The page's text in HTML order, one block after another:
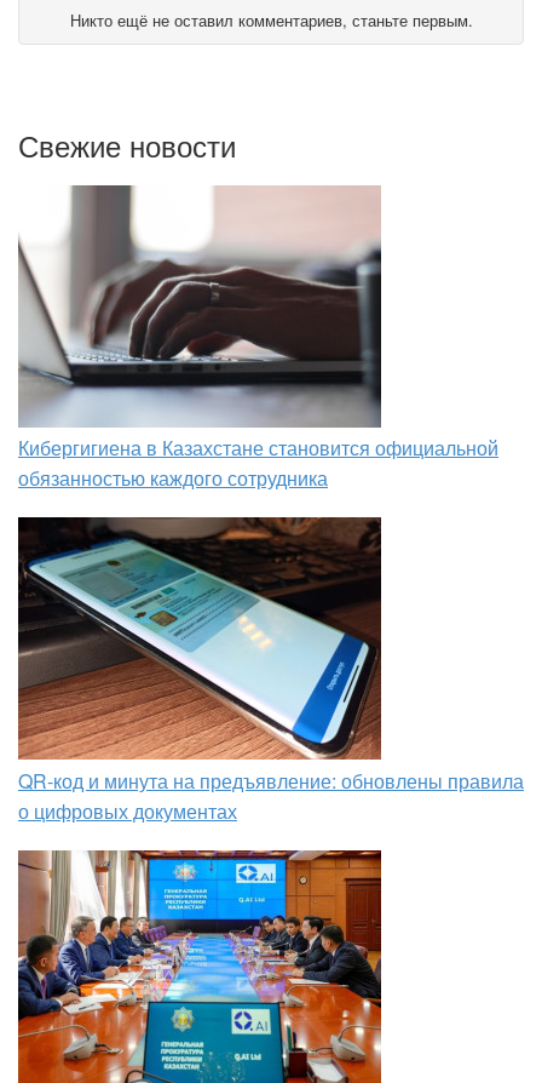
Никто ещё не оставил комментариев, станьте первым.
Свежие новости
Кибергигиена в Казахстане становится официальной
обязанностью каждого сотрудника
QR-код и минута на предъявление: обновлены правила
о цифровых документах